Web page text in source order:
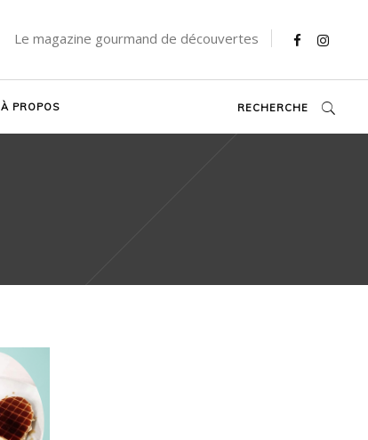
Le magazine gourmand de découvertes
À PROPOS RECHERCHE